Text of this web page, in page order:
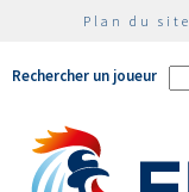
Plan du site
Rechercher un joueur